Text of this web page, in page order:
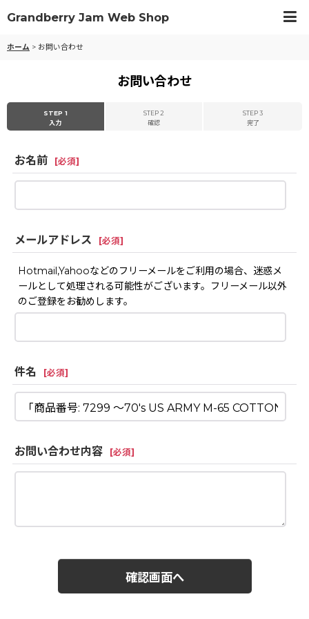
Grandberry Jam Web Shop
ホーム > お問い合わせ
お問い合わせ
STEP 1
入力
STEP 2
確認
STEP 3
完了
お名前 [必須]
メールアドレス [必須]
Hotmail,Yahooなどのフリーメールをご利用の場合、迷惑メ
ールとして処理される可能性がございます。フリーメール以外
のご登録をお勧めします。
件名 [必須]
お問い合わせ内容 [必須]
確認画面へ